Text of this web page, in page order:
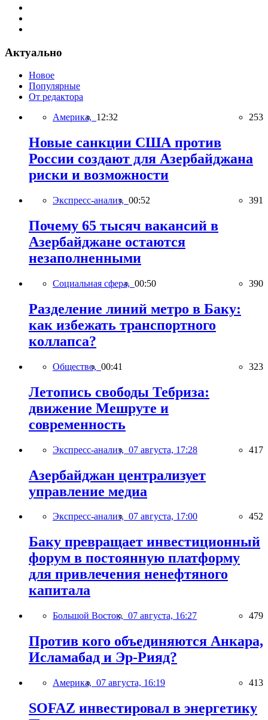
Актуально
Новое
Популярные
От редактора
Америка, 12:32 253
Новые санкции США против
России создают для Азербайджана
риски и возможности
Экспресс-анализ, 00:52 391
Почему 65 тысяч вакансий в
Азербайджане остаются
незаполненными
Социальная сфера, 00:50 390
Разделение линий метро в Баку:
как избежать транспортного
коллапса?
Общество, 00:41 323
Летопись свободы Тебриза:
движение Мешруте и
современность
Экспресс-анализ, 07 августа, 17:28 417
Азербайджан централизует
управление медиа
Экспресс-анализ, 07 августа, 17:00 452
Баку превращает инвестиционный
форум в постоянную платформу
для привлечения ненефтяного
капитала
Большой Восток, 07 августа, 16:27 479
Против кого объединяются Анкара,
Исламабад и Эр-Рияд?
Америка, 07 августа, 16:19 413
SOFAZ инвестировал в энергетику